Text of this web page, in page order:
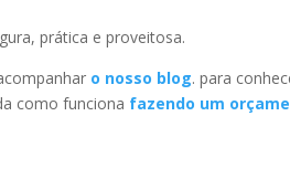
prática e proveitosa.
o nosso blog. para
como funciona fazendo um